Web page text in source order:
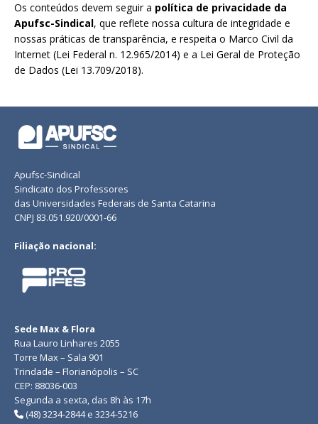
Os conteúdos devem seguir a política de privacidade da
Apufsc-Sindical, que reflete nossa cultura de integridade e
nossas práticas de transparência, e respeita o Marco Civil da
Internet (Lei Federal n. 12.965/2014) e a Lei Geral de Proteção
de Dados (Lei 13.709/2018).
Apufsc-Sindical
Sindicato dos Professores
das Universidades Federais de Santa Catarina
CNPJ 83.051.920/0001-66
Filiação nacional:
Sede Max & Flora
Rua Lauro Linhares 2055
Torre Max – Sala 901
Trindade – Florianópolis – SC
CEP: 88036-003
Segunda a sexta, das 8h às 17h
(48) 3234-2844 e 3234-5216